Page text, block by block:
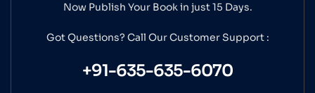
Now Publish Your Book in just 15 Days.
Got Questions? Call OurCustomer Support :
+91-635-635-6070